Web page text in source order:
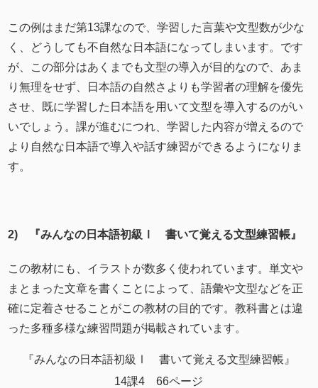
この例はまだ第13課なので、学習した言葉や文型数が少な
く、どうしても不自然な日本語になってしまいます。です
が、この部分はあくまでも文型の導入が目的なので、あま
り無理をせず、日本語の自然さよりも学習者の理解を優先
させ、既に学習した日本語を用いて文型を導入するのがい
いでしょう。課が進むにつれ、学習した内容が増えるので
より自然な日本語で導入や話す練習ができるようになりま
す。
2) 『みんなの日本語初級Ⅰ 書いて覚える文型練習帳』
この教材にも、イラストが数多く使われています。単文や
まとまった文章を書くことによって、語彙や文型などを正
確に定着させることがこの教材の目的です。教科書とは違
った多種多様な練習問題が掲載されています。
『みんなの日本語初級Ⅰ 書いて覚える文型練習帳』
14課4 66ページ